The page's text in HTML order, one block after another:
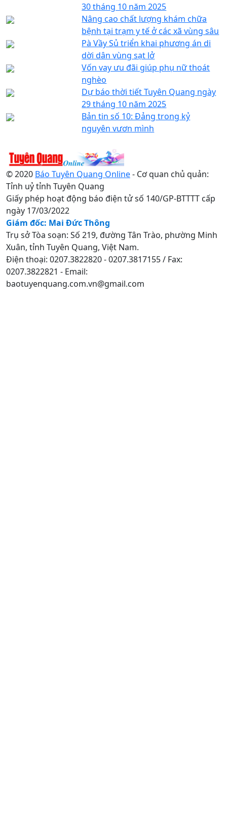
30 tháng 10 năm 2025
Nâng cao chất lượng khám chữa
bệnh tại trạm y tế ở các xã vùng sâu
Pà Vầy Sủ triển khai phương án di
dời dân vùng sạt lở
Vốn vay ưu đãi giúp phụ nữ thoát
nghèo
Dự báo thời tiết Tuyên Quang ngày
29 tháng 10 năm 2025
Bản tin số 10: Đảng trong kỷ
nguyên vươn mình
© 2020 Báo Tuyên Quang Online- Cơ quan chủ quản:
Tỉnh uỷ tỉnh Tuyên Quang
Giấy phép hoạt động báo điện tử số 140/GP-BTTTT cấp
ngày 17/03/2022
Giám đốc: Mai Đức Thông
Trụ sở Tòa soạn: Số 219, đường Tân Trào, phường Minh
Xuân, tỉnh Tuyên Quang, Việt Nam.
Điện thoại: 0207.3822820 - 0207.3817155 / Fax:
0207.3822821 - Email:
baotuyenquang.com.vn@gmail.com